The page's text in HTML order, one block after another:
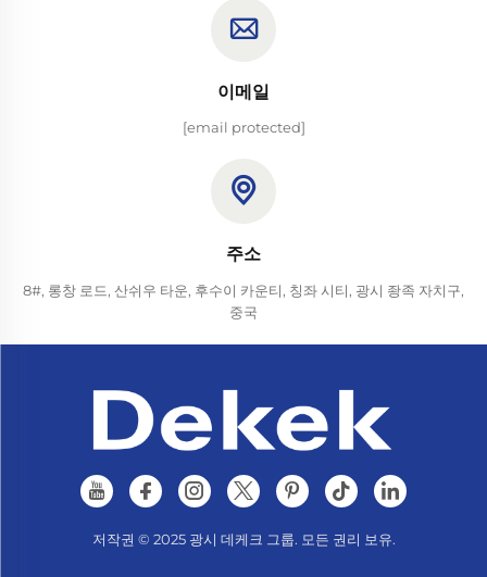
이메일
[email protected]
주소
8#, 롱창 로드, 산쉬우 타운, 후수이 카운티, 칭좌 시티, 광시 좡족 자치구,
중국
저작권 © 2025 광시 데케크 그룹. 모든 권리 보유.